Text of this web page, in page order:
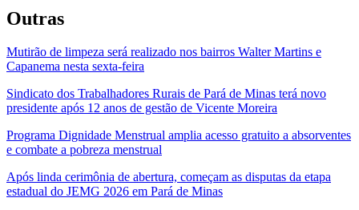
Outras
Mutirão de limpeza será realizado nos bairros Walter Martins e
Capanema nesta sexta-feira
Sindicato dos Trabalhadores Rurais de Pará de Minas terá novo
presidente após 12 anos de gestão de Vicente Moreira
Programa Dignidade Menstrual amplia acesso gratuito a absorventes
e combate a pobreza menstrual
Após linda cerimônia de abertura, começam as disputas da etapa
estadual do JEMG 2026 em Pará de Minas